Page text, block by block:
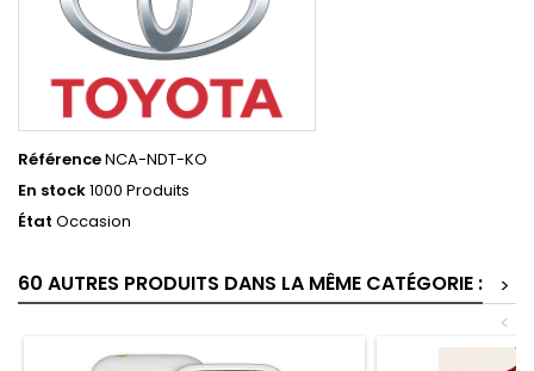
RéférenceNCA-NDT-KO
En stock1000 Produits
État Occasion
60 AUTRES PRODUITS DANS LA MÊME CATÉGORIE :
>
<